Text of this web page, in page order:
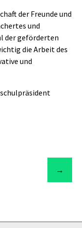
der Freunde und
und
der geförderten
die Arbeit des
und
→